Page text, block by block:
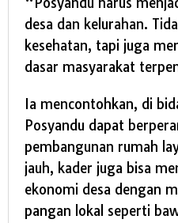
desa dan kelurahan.
kesehatan, tapi juga
dasar masyarakat
Ia mencontohkan, di
Posyandu dapat
pembangunan rumah
jauh, kader juga bisa
ekonomi desa dengan
pangan lokal seperti